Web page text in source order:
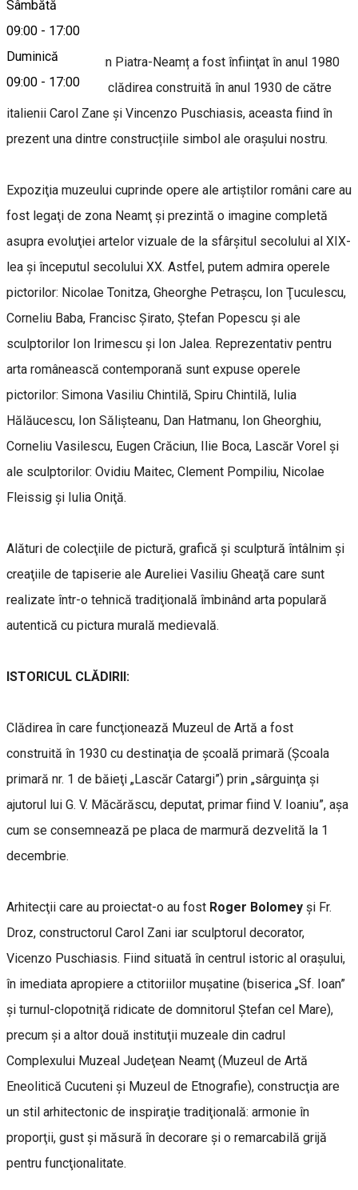
Sâmbătă
09:00 - 17:00
Duminică
09:00 - 17:00
Despre
Muzeul de Artă din Piatra-Neamț a fost înfiinţat în anul 1980
şi funcţionează în clădirea construită în anul 1930 de către
italienii Carol Zane şi Vincenzo Puschiasis, aceasta fiind în
prezent una dintre construcțiile simbol ale orașului nostru.
Expoziţia muzeului cuprinde opere ale artiştilor români care au
fost legaţi de zona Neamţ şi prezintă o imagine completă
asupra evoluţiei artelor vizuale de la sfârşitul secolului al XIX-
lea şi începutul secolului XX. Astfel, putem admira operele
pictorilor: Nicolae Tonitza, Gheorghe Petraşcu, Ion Ţuculescu,
Corneliu Baba, Francisc Şirato, Ştefan Popescu şi ale
sculptorilor Ion Irimescu şi Ion Jalea. Reprezentativ pentru
arta românească contemporană sunt expuse operele
pictorilor: Simona Vasiliu Chintilă, Spiru Chintilă, Iulia
Hălăucescu, Ion Sălişteanu, Dan Hatmanu, Ion Gheorghiu,
Corneliu Vasilescu, Eugen Crăciun, Ilie Boca, Lascăr Vorel şi
ale sculptorilor: Ovidiu Maitec, Clement Pompiliu, Nicolae
Fleissig şi Iulia Oniţă.
Alături de colecţiile de pictură, grafică şi sculptură întâlnim şi
creaţiile de tapiserie ale Aureliei Vasiliu Gheaţă care sunt
realizate într-o tehnică tradiţională îmbinând arta populară
autentică cu pictura murală medievală.
ISTORICUL CLĂDIRII:
Clădirea în care funcţionează Muzeul de Artă a fost
construită în 1930 cu destinaţia de şcoală primară (Şcoala
primară nr. 1 de băieţi „Lascăr Catargi”) prin „sârguinţa şi
ajutorul lui G. V. Măcărăscu, deputat, primar fiind V. Ioaniu”, aşa
cum se consemnează pe placa de marmură dezvelită la 1
decembrie.
Arhitecţii care au proiectat-o au fost Roger Bolomey şi Fr.
Droz, constructorul Carol Zani iar sculptorul decorator,
Vicenzo Puschiasis. Fiind situată în centrul istoric al oraşului,
în imediata apropiere a ctitoriilor muşatine (biserica „Sf. Ioan”
şi turnul-clopotniţă ridicate de domnitorul Ştefan cel Mare),
precum şi a altor două instituţii muzeale din cadrul
Complexului Muzeal Judeţean Neamţ (Muzeul de Artă
Eneolitică Cucuteni şi Muzeul de Etnografie), construcţia are
un stil arhitectonic de inspiraţie tradiţională: armonie în
proporţii, gust şi măsură în decorare şi o remarcabilă grijă
pentru funcţionalitate.